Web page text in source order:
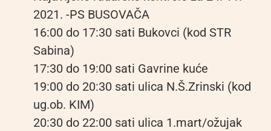
2021. -PS BUSOVAČA
16:00 do 17:30 sati Bukovci (kod STR
Sabina)
17:30 do 19:00 sati Gavrine kuće
19:00 do 20:30 sati ulica N.Š.Zrinski (kod
ug.ob. KIM)
20:30 do 22:00 sati ulica 1.mart/ožujak